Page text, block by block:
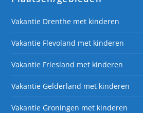
Vakantie Drenthe met kinderen
Vakantie Flevoland met kinderen
Vakantie Friesland met kinderen
Vakantie Gelderland met kinderen
Vakantie Groningen met kinderen